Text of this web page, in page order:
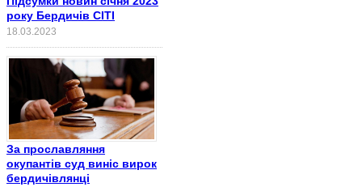
року Бердичів СІТІ
18.03.2023
За прославляння
окупантів суд виніс вирок
бердичівлянці